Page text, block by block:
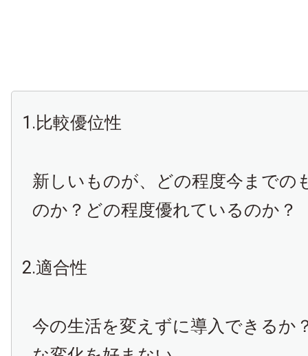
1.比較優位性
新しいものが、どの程度今までの
のか？どの程度優れているのか？
2.適合性
今の生活を変えずに導入できるか